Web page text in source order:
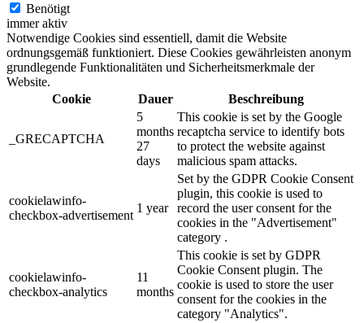
Benötigt
immer aktiv
Notwendige Cookies sind essentiell, damit die Website
ordnungsgemäß funktioniert. Diese Cookies gewährleisten anonym
grundlegende Funktionalitäten und Sicherheitsmerkmale der
Website.
Cookie
Dauer Beschreibung
_GRECAPTCHA
5
months
27
days
This cookie is set by the Google
recaptcha service to identify bots
to protect the website against
malicious spam attacks.
cookielawinfo-
checkbox-advertisement
1 year
Set by the GDPR Cookie Consent
plugin, this cookie is used to
record the user consent for the
cookies in the "Advertisement"
category .
cookielawinfo-
checkbox-analytics
11
months
This cookie is set by GDPR
Cookie Consent plugin. The
cookie is used to store the user
consent for the cookies in the
category "Analytics".